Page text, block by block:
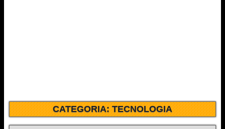
CATEGORIA:TECNOLOGIA